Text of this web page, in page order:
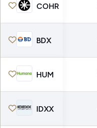
COHR
BDX
HUM
IDXX